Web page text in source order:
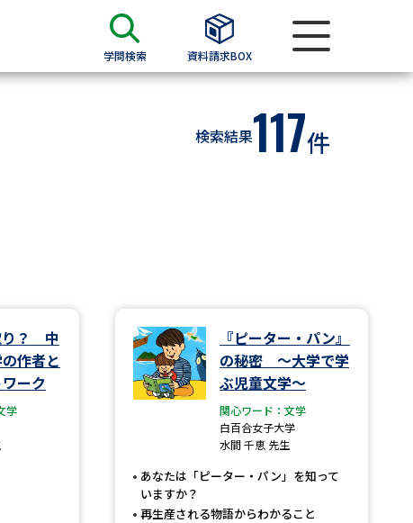
学問検索 資料請求BOX
書
留学・進学関連、塾・予備校
の請求
高等学校卒業程度認定試験
認定試験
検索結果117件
り？ 中
作者と
ーク
学
『ピーター・パン』
の秘密 ～大学で学
ぶ児童文学～
関心ワード：文学
白百合女子大学
水間 千恵 先生
あなたは「ピーター・パン」を知って
いますか？
再生産される物語からわかること